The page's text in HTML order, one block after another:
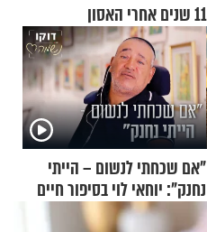
"אם שכחתי לנשום – הייתי
נחנק": יוחאי לוי בסיפור חיים
מעורר השראה